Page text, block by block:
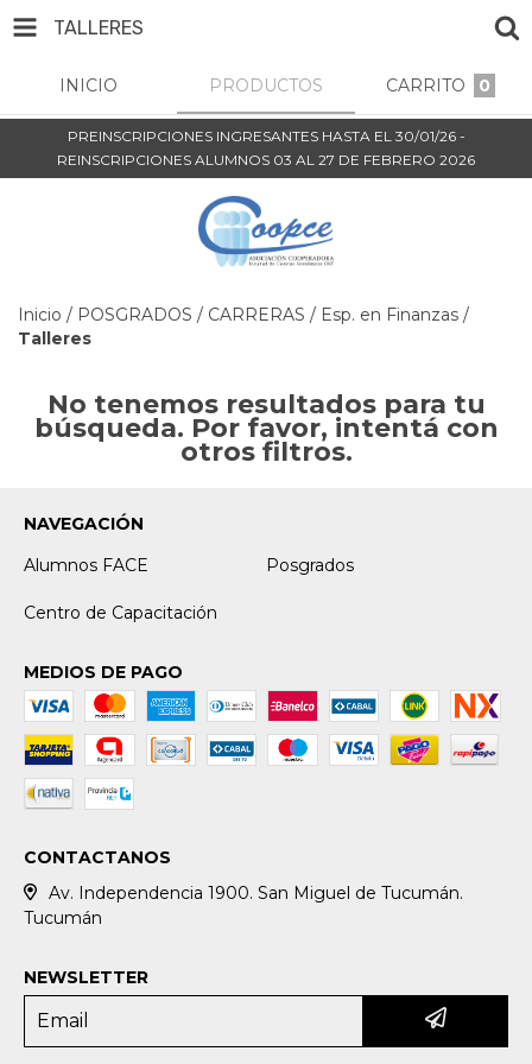
TALLERES
INICIO PRODUCTOS CARRITO 0
PREINSCRIPCIONES INGRESANTES HASTA EL 30/01/26 -
REINSCRIPCIONES ALUMNOS 03 AL 27 DE FEBRERO 2026
Inicio / POSGRADOS / CARRERAS / Esp. en Finanzas /
Talleres
No tenemos resultados para tu
búsqueda. Por favor, intentá con
otros filtros.
NAVEGACIÓN
Alumnos FACE
Posgrados
Centro de Capacitación
MEDIOS DE PAGO
CONTACTANOS
Av. Independencia 1900. San Miguel de Tucumán.
Tucumán
NEWSLETTER